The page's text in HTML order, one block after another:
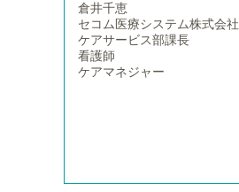
倉井千恵
セコム医療システム株式会社
ケアサービス部課長
看護師
ケアマネジャー